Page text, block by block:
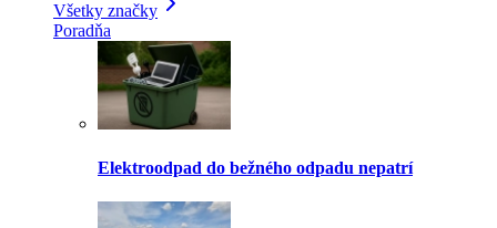
Všetky značky
Poradňa
Elektroodpad do bežného odpadu nepatrí